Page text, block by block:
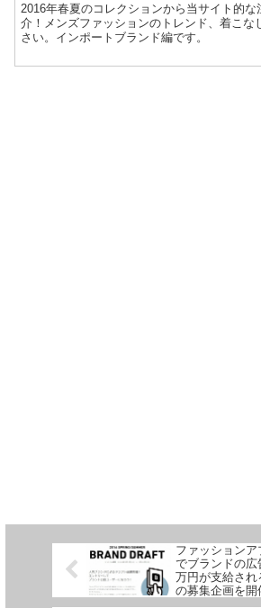
2016年春夏のコレクションから当サイト的な
介！メンズファッションのトレンド、着こな
さい。インポートブランド編です。
ファッションア
でブランドの
万円が支給され
の募集企画を開